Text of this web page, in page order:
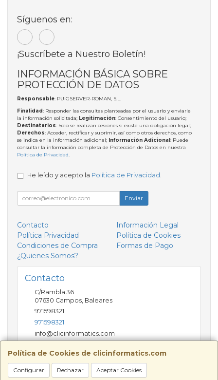
Política de Cookies de clicinformatics.com
Configurar Rechazar Aceptar Cookies
Síguenos en:
¡Suscríbete a Nuestro Boletín!
INFORMACIÓN BÁSICA SOBRE
PROTECCIÓN DE DATOS
Responsable: PUIGSERVER-ROMAN, S.L.
Finalidad: Responder las consultas planteadas por el usuario y enviarle
la información solicitada; Legitimación: Consentimiento del usuario;
Destinatarios: Solo se realizan cesiones si existe una obligación legal;
Derechos: Acceder, rectificar y suprimir, así como otros derechos, como
se indica en la información adicional; Información Adicional: Puede
consultar la información completa de Protección de Datos en nuestra
Política de Privacidad.
He leído y acepto la Política de Privacidad
Enviar
Contacto
Información Legal
Política Privacidad
Política de Cookies
Condiciones de Compra
Formas de Pago
¿Quienes Somos?
Contacto
C/Rambla 36
07630 Campos Baleares
971598321
971598321
info@clicinformatics.com
Horario